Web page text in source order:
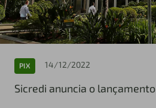
PIX 14/12/2022
Sicredi anuncia o